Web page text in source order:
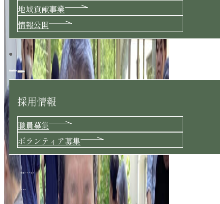
地域貢献事業
情報公開
採用情報
採用情報
職員募集
ボランティア募集
交通・アクセス
ブログ